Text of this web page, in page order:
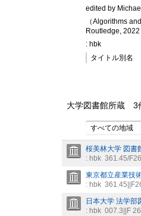
edited by
（Algorithms
Routledge, 2022
: hbk
タイトル別名
大学図書館所蔵 3
すべての地域
桜美林大学 図書
: hbk 361.45/F26
東京都立産業技
: hbk
日本大学 法学部
: hbk 007.3||F